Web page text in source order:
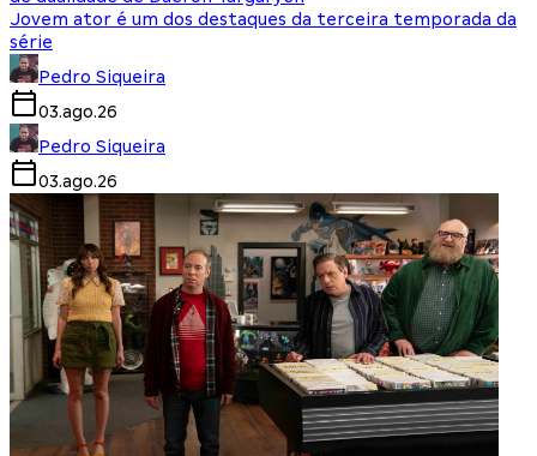
Jovem ator é um dos destaques da terceira temporada da
série
Pedro Siqueira
03.ago.26
Pedro Siqueira
03.ago.26